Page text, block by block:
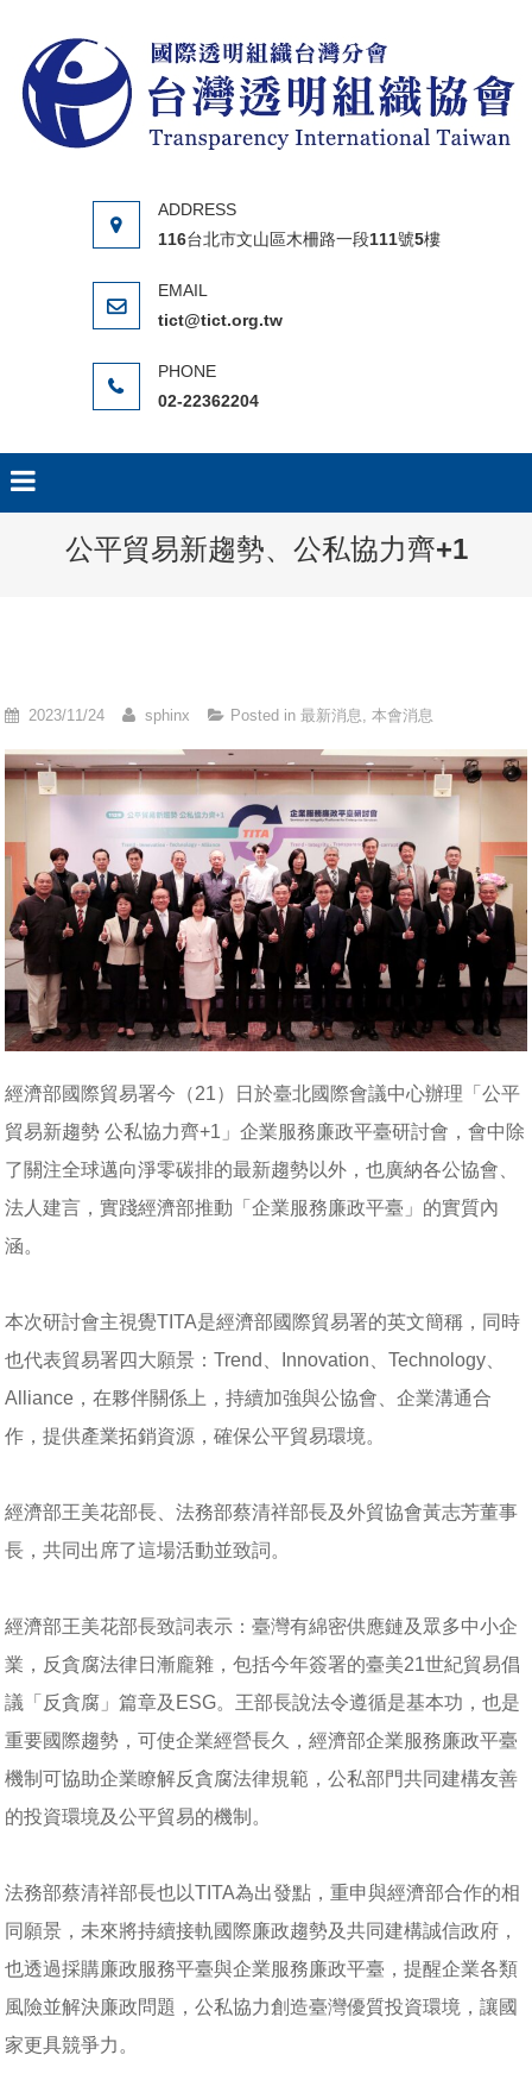
116台北市文山區木柵路一段111號5樓
tict@tict.org.tw
02-22362204
公平貿易新趨勢、公私協力齊+1
2023/11/24 sphinx Posted in最新消息,本會消息
經濟部國際貿易署今（21）日於臺北國際會議中心辦理「公平
貿易新趨勢 公私協力齊+1」企業服務廉政平臺研討會，會中除
了關注全球邁向淨零碳排的最新趨勢以外，也廣納各公協會、
法人建言，實踐經濟部推動「企業服務廉政平臺」的實質內
涵。
本次研討會主視覺TITA是經濟部國際貿易署的英文簡稱，同時
也代表貿易署四大願景：Trend、Innovation、Technology、
Alliance，在夥伴關係上，持續加強與公協會、企業溝通合
作，提供產業拓銷資源，確保公平貿易環境。
經濟部王美花部長、法務部蔡清祥部長及外貿協會黃志芳董事
長，共同出席了這場活動並致詞。
經濟部王美花部長致詞表示：臺灣有綿密供應鏈及眾多中小企
業，反貪腐法律日漸龐雜，包括今年簽署的臺美21世紀貿易倡
議「反貪腐」篇章及ESG。王部長說法令遵循是基本功，也是
重要國際趨勢，可使企業經營長久，經濟部企業服務廉政平臺
機制可協助企業瞭解反貪腐法律規範，公私部門共同建構友善
的投資環境及公平貿易的機制。
法務部蔡清祥部長也以TITA為出發點，重申與經濟部合作的相
同願景，未來將持續接軌國際廉政趨勢及共同建構誠信政府，
也透過採購廉政服務平臺與企業服務廉政平臺，提醒企業各類
風險並解決廉政問題，公私協力創造臺灣優質投資環境，讓國
家更具競爭力。